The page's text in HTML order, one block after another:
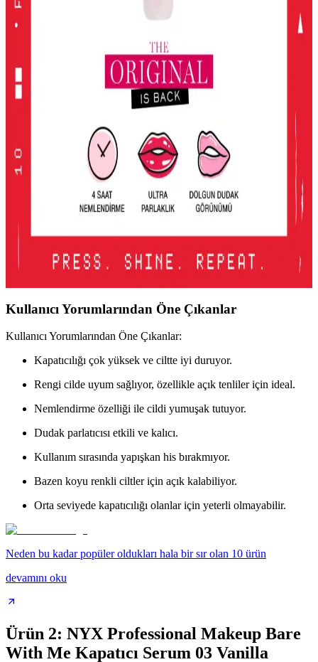
ve Hafif Allık Seçeneği
KIKO'nun Unlimited Blush allığı, kalıcı, hafif ve doğal görünüm
sağlayan pembe tonlarıyla günlük makyajda ideal, pratik ve uygun
fiyatlı bir seçenek.
2016'dan Günümüze Asya Makyaj Trendlerinin
Değişimi ve Güncel Stil Yaklaşımları
2016'dan günümüze Asya makyaj trendleri, parlak renklerden doğal
tonlara ve belirgin uygulamalara evrildi. Dudak, göz ve cilt
makyajındaki değişimler detaylı şekilde incelenmektedir.
Lancome Juicy Tubes Nemlendirici Lip Gloss
İncelemesi ve Kullanıcı Deneyimleri
Lancome Juicy Tubes, 20 yılı aşkın süredir popüler olan, parlaklık
katan nemlendirici lip gloss ürünüdür. Kullanımı kolay ve taşınabilir
tasarımıyla öne çıkar.
Kullanıcı Yorumlarından Öne Çıkanlar
Kullanıcı Yorumlarından Öne Çıkanlar:
Kapatıcılığı çok yüksek ve ciltte iyi duruyor.
Rengi cilde uyum sağlıyor, özellikle açık tenliler için ideal.
Nemlendirme özelliği ile cildi yumuşak tutuyor.
Dudak parlatıcısı etkili ve kalıcı.
Kullanım sırasında yapışkan his bırakmıyor.
Bazen koyu renkli ciltler için açık kalabiliyor.
Orta seviyede kapatıcılığı olanlar için yeterli olmayabilir.
Neden bu kadar popüler oldukları hala bir sır olan 10 ürün
devamını oku
Ürün 2: NYX Professional Makeup Bare
With Me Kapatıcı Serum 03 Vanilla